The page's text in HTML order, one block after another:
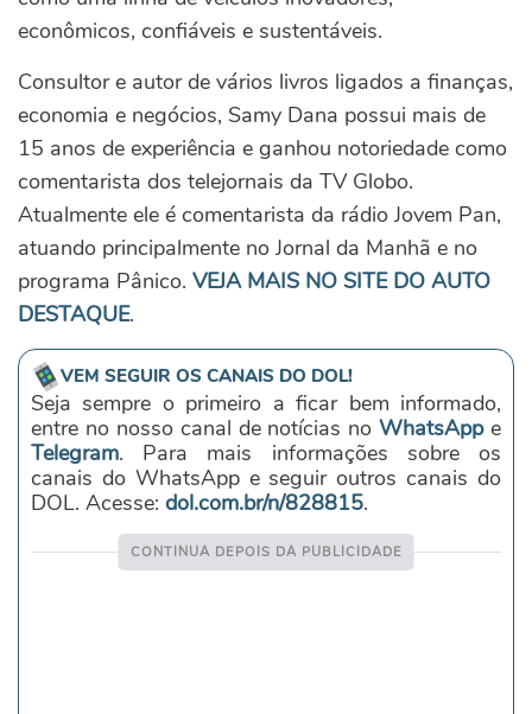
econômicos, confiáveis e sustentáveis.
Consultor e autor de vários livros ligados a finanças,
economia e negócios, Samy Dana possui mais de
15 anos de experiência e ganhou notoriedade como
comentarista dos telejornais da TV Globo.
Atualmente ele é comentarista da rádio Jovem Pan,
atuando principalmente no Jornal da Manhã e no
programa Pânico. VEJA MAIS NO SITE DO AUTO
DESTAQUE.
VEM SEGUIR OS CANAIS DO DOL!
Seja sempre o primeiro a ficar bem informado,
entre no nosso canal de notícias noWhatsAppe
Telegram. Para mais informações sobre os
canais do WhatsApp e seguir outros canais do
DOL. Acesse: dol.com.br/n/828815.